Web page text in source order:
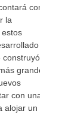
con
la
construyó
grande
con una
alojar un